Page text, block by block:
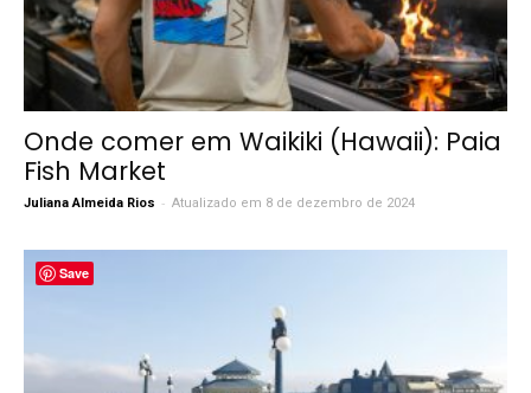
Onde comer em Waikiki (Hawaii): Paia
Fish Market
Juliana Almeida Rios - Atualizado em 8 de dezembro de 2024
Save